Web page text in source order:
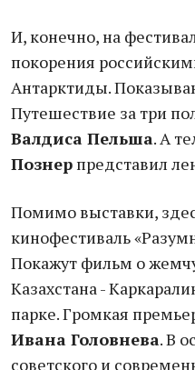
И, конечно, на
покорения
Антарктиды.
Путешествие за три
Валдиса Пельша. А
Познер представил
Помимо выставки,
кинофестиваль
Покажут фильм о
Казахстана -
парке. Громкая
Ивана Головнева. В
советского и